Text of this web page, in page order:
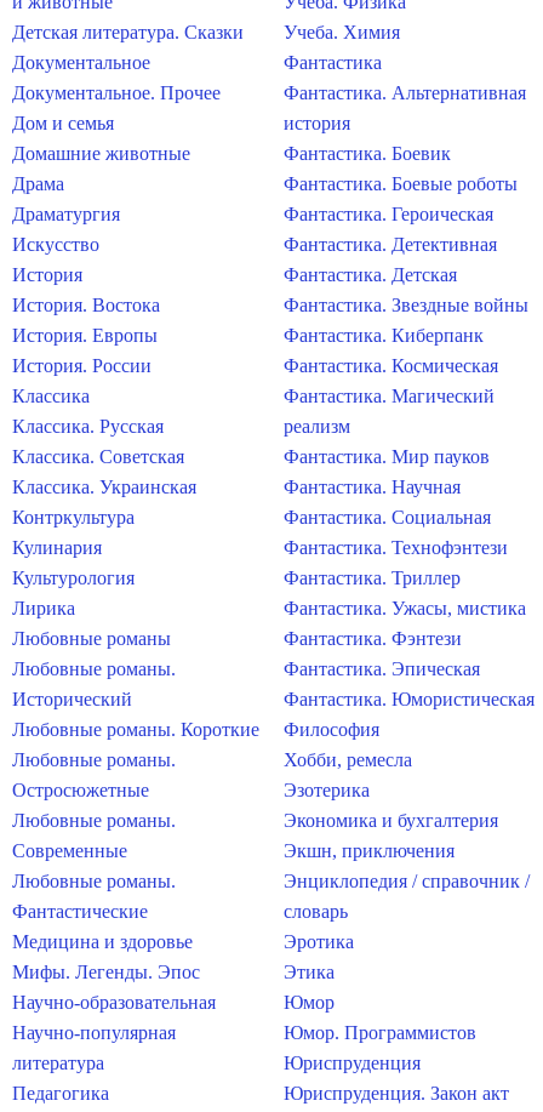
Детская литература. Сказки
Документальное
Документальное. Прочее
Дом и семья
Домашние животные
Драма
Драматургия
Искусство
История
История. Востока
История. Европы
История. России
Классика
Классика. Русская
Классика. Советская
Классика. Украинская
Контркультура
Кулинария
Культурология
Лирика
Любовные романы
Любовные романы.
Исторический
Любовные романы. Короткие
Любовные романы.
Остросюжетные
Любовные романы.
Современные
Любовные романы.
Фантастические
Медицина и здоровье
Мифы. Легенды. Эпос
Научно-образовательная
Научно-популярная
литература
Педагогика
Учеба. Химия
Фантастика
Фантастика. Альтернативная
история
Фантастика. Боевик
Фантастика. Боевые роботы
Фантастика. Героическая
Фантастика. Детективная
Фантастика. Детская
Фантастика. Звездные войны
Фантастика. Киберпанк
Фантастика. Космическая
Фантастика. Магический
реализм
Фантастика. Мир пауков
Фантастика. Научная
Фантастика. Социальная
Фантастика. Технофэнтези
Фантастика. Триллер
Фантастика. Ужасы, мистика
Фантастика. Фэнтези
Фантастика. Эпическая
Фантастика. Юмористическая
Философия
Хобби, ремесла
Эзотерика
Экономика и бухгалтерия
Экшн, приключения
Энциклопедия / справочник /
словарь
Эротика
Этика
Юмор
Юмор. Программистов
Юриспруденция
Юриспруденция. Закон акт